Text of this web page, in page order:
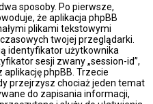
sposoby. Po pierwsze,
że aplikacja phpBB
plikami tekstowymi
twojej przeglądarki.
identyfikator użytkownika
sesji zwany „session-id”,
phpBB. Trzecie
przejrzysz chociaż jeden temat
do zapisania informacji,